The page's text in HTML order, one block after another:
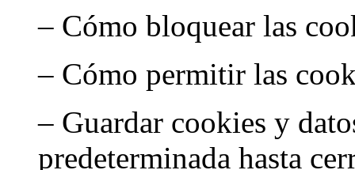
– Cómo bloquear las
– Cómo permitir las
– Guardar cookies y
predeterminada hasta